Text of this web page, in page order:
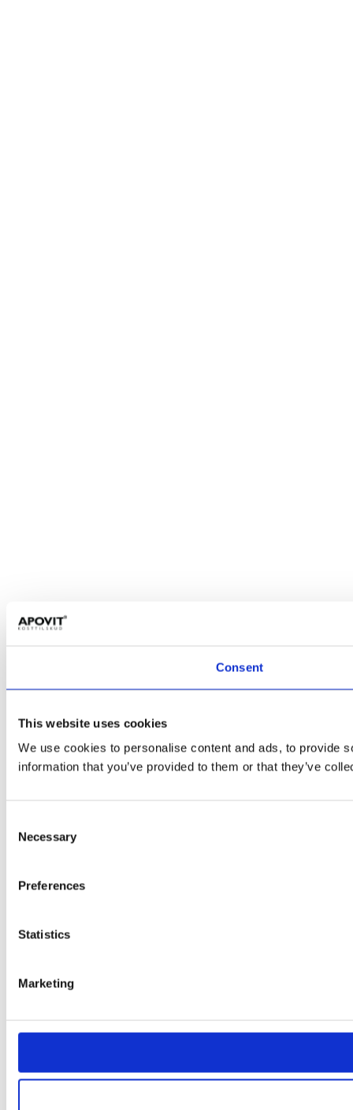
Consent
This website uses cookies
We use cookies to personalise content and ads, to provide
information that you’ve provided to them or that they’ve
Selection
Necessary
Preferences
Statistics
Marketing